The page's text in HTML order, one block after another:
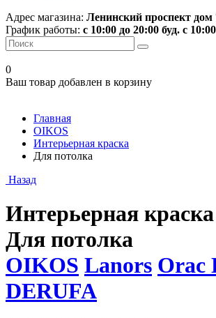
Адрес магазина: Ленинский проспект дом
График работы: с 10:00 до 20:00 буд. с
0
Ваш товар добавлен в корзину
Главная
OIKOS
Интерьерная краска
Для потолка
Назад
Интерьерная краска
Для потолка
OIKOS Lanors Orac
DERUFA